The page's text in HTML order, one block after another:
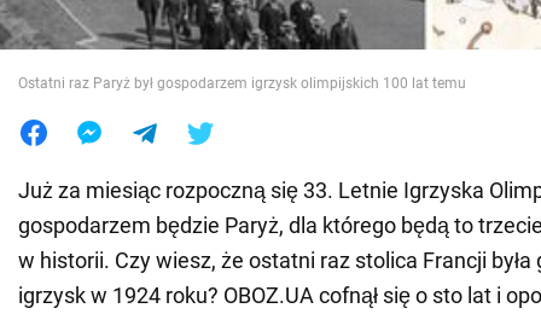
Jedzenie
Ostatni raz Paryż był gospodarzem igrzysk olimpijskich 100 lat temu
Już za miesiąc rozpoczną się 33. Letnie Igrzyska
gospodarzem będzie Paryż, dla którego będą to
w historii. Czy wiesz, że ostatni raz stolica Francji
igrzysk w 1924 roku? OBOZ.UA cofnął się o sto lat i